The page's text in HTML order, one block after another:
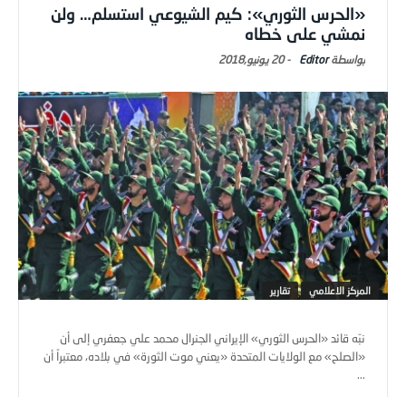
«الحرس الثوري»: كيم الشيوعي استسلم… ولن
نمشي على خطاه
Editor
-20 يونيو,2018
المركز الاعلامي تقارير
نبّه قائد «الحرس الثوري» الإيراني الجنرال محمد علي جعفري إلى أن
«الصلح» مع الولايات المتحدة «يعني موت الثورة» في بلاده، معتبراً أن
...